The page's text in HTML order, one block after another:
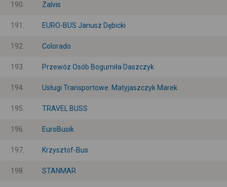
190. Zalvis
191. EURO-BUS Janusz Dębicki
192. Colorado
193. Przewóz Osób Bogumiła Daszczyk
194. Usługi Transportowe. Matyjaszczyk Marek
195. TRAVEL BUSS
196. EuroBusik
197. Krzysztof-Bus
198. STANMAR